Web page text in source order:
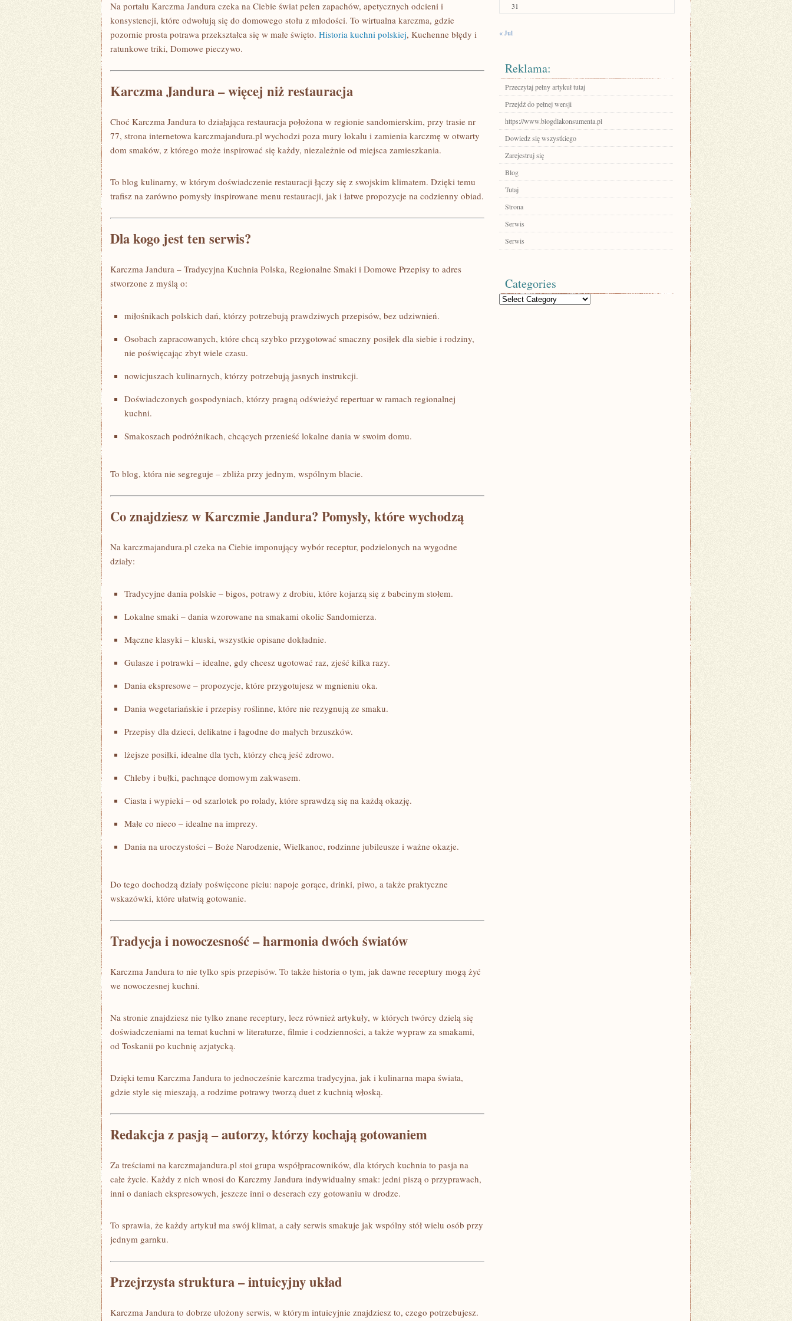
Na portalu Karczma Jandura czeka na Ciebie świat pełen zapachów, apetycznych odcieni i
konsystencji, które odwołują się do domowego stołu z młodości. To wirtualna karczma, gdzie
pozornie prosta potrawa przekształca się w małe święto. Historia kuchni polskiej, Kuchenne błędy i
ratunkowe triki, Domowe pieczywo.
Karczma Jandura – więcej niż restauracja
Choć Karczma Jandura to działająca restauracja położona w regionie sandomierskim, przy trasie nr
77, strona internetowa karczmajandura.pl wychodzi poza mury lokalu i zamienia karczmę w otwarty
dom smaków, z którego może inspirować się każdy, niezależnie od miejsca zamieszkania.
To blog kulinarny, w którym doświadczenie restauracji łączy się z swojskim klimatem. Dzięki temu
trafisz na zarówno pomysły inspirowane menu restauracji, jak i łatwe propozycje na codzienny obiad.
Dla kogo jest ten serwis?
Karczma Jandura – Tradycyjna Kuchnia Polska, Regionalne Smaki i Domowe Przepisy to adres
stworzone z myślą o:
miłośnikach polskich dań, którzy potrzebują prawdziwych przepisów, bez udziwnień.
Osobach zapracowanych, które chcą szybko przygotować smaczny posiłek dla siebie i rodziny,
nie poświęcając zbyt wiele czasu.
nowicjuszach kulinarnych, którzy potrzebują jasnych instrukcji.
Doświadczonych gospodyniach, którzy pragną odświeżyć repertuar w ramach regionalnej
kuchni.
Smakoszach podróżnikach, chcących przenieść lokalne dania w swoim domu.
To blog, która nie segreguje – zbliża przy jednym, wspólnym blacie.
Co znajdziesz w Karczmie Jandura? Pomysły, które wychodzą
Na karczmajandura.pl czeka na Ciebie imponujący wybór receptur, podzielonych na wygodne
działy:
Tradycyjne dania polskie – bigos, potrawy z drobiu, które kojarzą się z babcinym stołem.
Lokalne smaki – dania wzorowane na smakami okolic Sandomierza.
Mączne klasyki – kluski, wszystkie opisane dokładnie.
Gulasze i potrawki – idealne, gdy chcesz ugotować raz, zjeść kilka razy.
Dania ekspresowe – propozycje, które przygotujesz w mgnieniu oka.
Dania wegetariańskie i przepisy roślinne, które nie rezygnują ze smaku.
Przepisy dla dzieci, delikatne i łagodne do małych brzuszków.
lżejsze posiłki, idealne dla tych, którzy chcą jeść zdrowo.
Chleby i bułki, pachnące domowym zakwasem.
Ciasta i wypieki – od szarlotek po rolady, które sprawdzą się na każdą okazję.
Małe co nieco – idealne na imprezy.
Dania na uroczystości – Boże Narodzenie, Wielkanoc, rodzinne jubileusze i ważne okazje.
Do tego dochodzą działy poświęcone piciu: napoje gorące, drinki, piwo, a także praktyczne
wskazówki, które ułatwią gotowanie.
Tradycja i nowoczesność – harmonia dwóch światów
Karczma Jandura to nie tylko spis przepisów. To także historia o tym, jak dawne receptury mogą żyć
we nowoczesnej kuchni.
Na stronie znajdziesz nie tylko znane receptury, lecz również artykuły, w których twórcy dzielą się
doświadczeniami na temat kuchni w literaturze, filmie i codzienności, a także wypraw za smakami,
od Toskanii po kuchnię azjatycką.
Dzięki temu Karczma Jandura to jednocześnie karczma tradycyjna, jak i kulinarna mapa świata,
gdzie style się mieszają, a rodzime potrawy tworzą duet z kuchnią włoską.
Redakcja z pasją – autorzy, którzy kochają gotowaniem
Za treściami na karczmajandura.pl stoi grupa współpracowników, dla których kuchnia to pasja na
całe życie. Każdy z nich wnosi do Karczmy Jandura indywidualny smak: jedni piszą o przyprawach,
inni o daniach ekspresowych, jeszcze inni o deserach czy gotowaniu w drodze.
To sprawia, że każdy artykuł ma swój klimat, a cały serwis smakuje jak wspólny stół wielu osób przy
jednym garnku.
Przejrzysta struktura – intuicyjny układ
Karczma Jandura to dobrze ułożony serwis, w którym intuicyjnie znajdziesz to, czego potrzebujesz.
31
« Jul
Reklama:
Przeczytaj pełny artykuł tutaj
Przejdź do pełnej wersji
https://www.blogdlakonsumenta.pl
Dowiedz się wszystkiego
Zarejestruj się
Blog
Tutaj
Strona
Serwis
Serwis
Categories
Categories